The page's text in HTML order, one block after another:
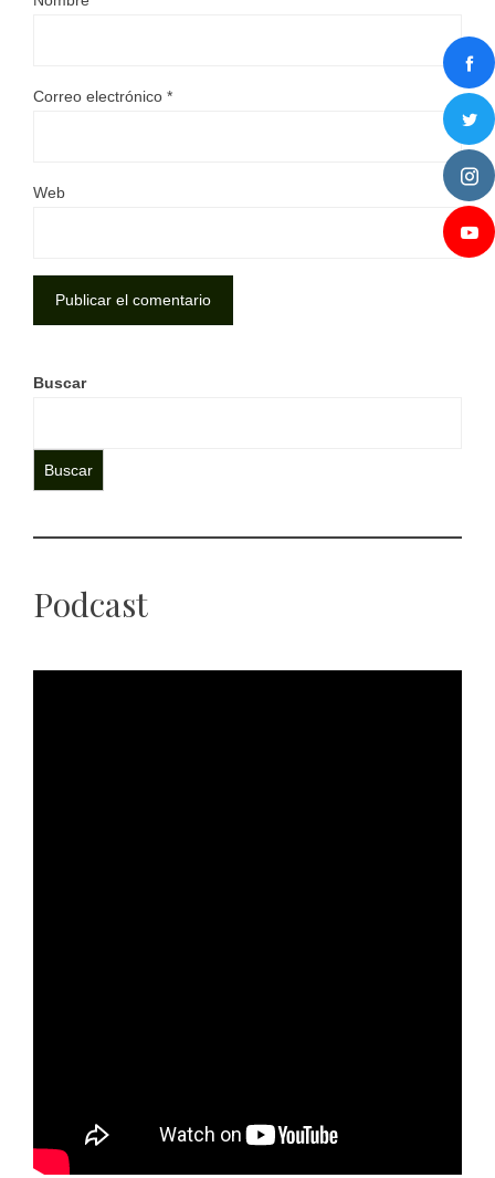
Correo electrónico *
Web
Buscar
Buscar
Podcast